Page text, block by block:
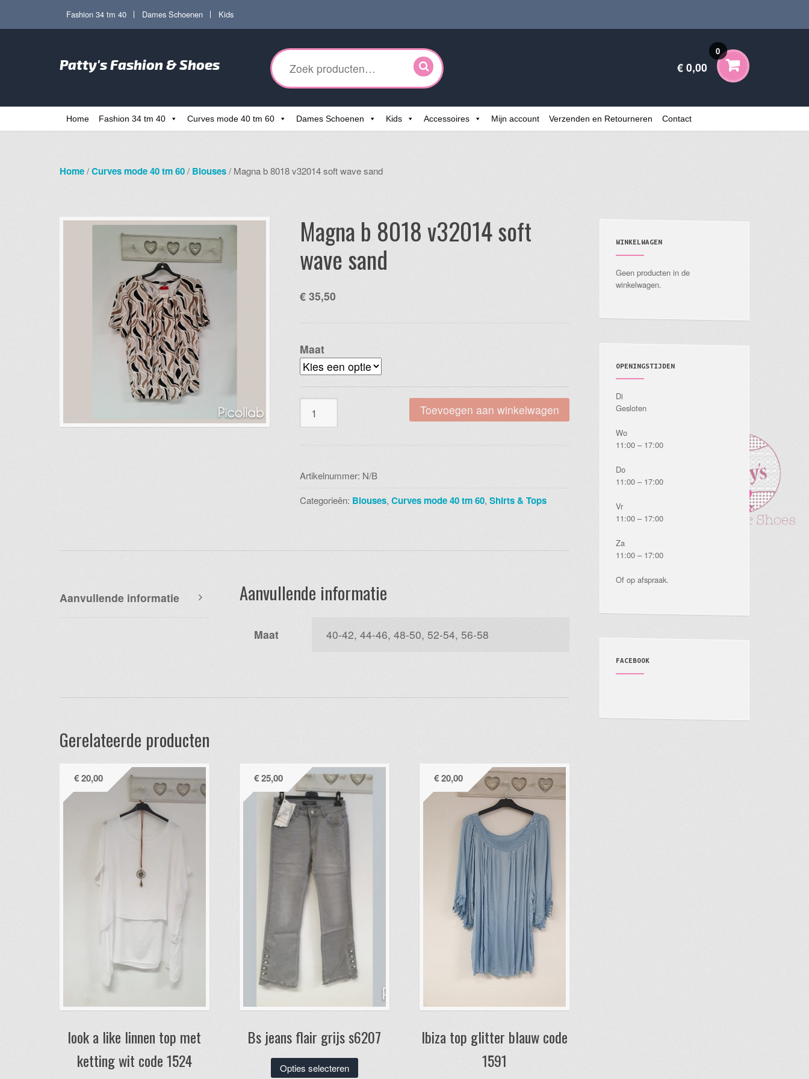
Ga
navigatie
Ga
de
inhoud
Fashion 34 tm 40 Dames Schoenen Kids
Patty's Fashion & Shoes
Zoeken
naar:
€ 0,00
0
Home Fashion 34 tm 40 Curves mode 40 tm 60 Dames Schoenen Kids Accessoires Mijn account Verzenden en Retourneren Contact
Home/Curves mode 40 tm 60/ Blouses/ Magna b 8018 v32014 soft wave sand
Magna b 8018 v32014 soft
wave sand
€35,50
Maat
soft
wave
sand
Toevoegen aan winkelwagen
Artikelnummer: N/B
Categorieën: Blouses, Curves mode 40 tm 60, Shirts & Tops
Aanvullende informatie Aanvullende informatie
Maat 40-42, 44-46, 48-50, 52-54, 56-58
Gerelateerde producten
look a like linnen top met
ketting wit code 1524
€20,00
Bs jeans flair grijs s6207
€25,00
Opties selecteren
Ibiza top glitter blauw code
1591
€20,00
WINKELWAGEN
Geen producten in de
winkelwagen.
OPENINGSTIJDEN
Di
Gesloten
Wo
11:00 – 17:00
Do
11:00 – 17:00
Vr
11:00 – 17:00
Za
11:00 – 17:00
Of op afspraak.
FACEBOOK